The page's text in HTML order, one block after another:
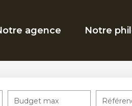
agence Notre
Budget max